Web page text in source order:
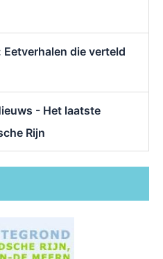
die verteld
- Het laatste
Rijn